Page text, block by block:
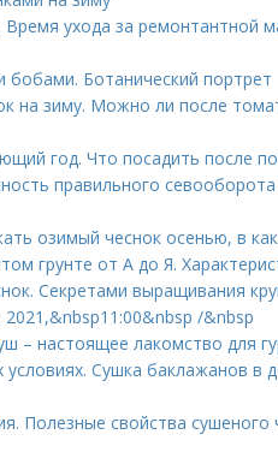
ухода за ремонтантной
Ботанический портрет
на зиму. Можно ли после
год. Что посадить после
правильного севооборота
озимый чеснок осенью, в
грунте от А до Я.
Секретами выращивания
/&nbsp
– настоящее лакомство для
Сушка баклажанов в
Полезные свойства сушеного